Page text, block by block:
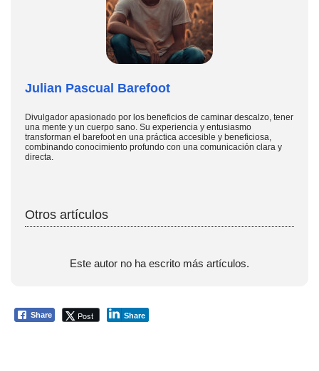
Julian Pascual Barefoot
Divulgador apasionado por los beneficios de caminar descalzo, tener
una mente y un cuerpo sano. Su experiencia y entusiasmo
transforman el barefoot en una práctica accesible y beneficiosa,
combinando conocimiento profundo con una comunicación clara y
directa.
Otros artículos
Este autor no ha escrito más artículos.
Share Post Share